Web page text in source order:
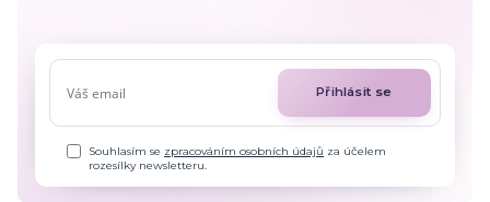
Přihlásit se
Souhlasím se zpracováním osobních údajů za účelem
rozesílky newsletteru.